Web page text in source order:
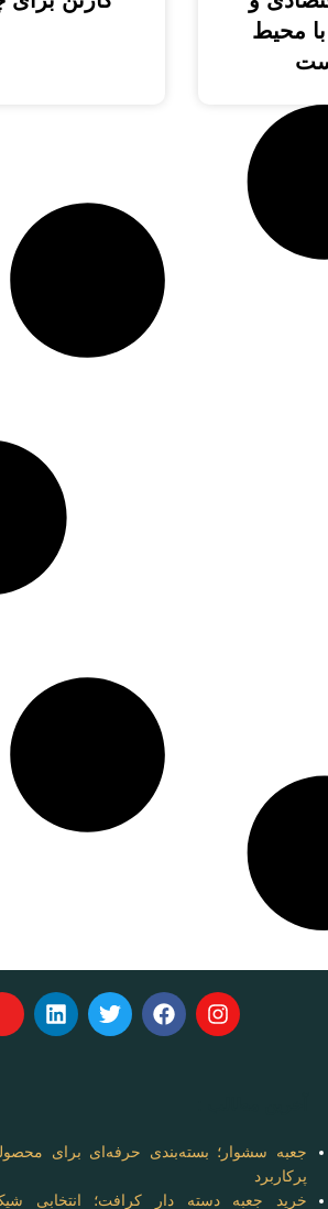
محیط
جعبه سشوار؛ بسته‌بندی حرفه‌ای برای
پرکاربرد
خرید جعبه دسته دار کرافت؛ انتخابی